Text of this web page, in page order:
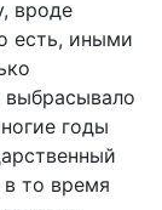
вроде
есть, иными
выбрасывало
годы
в то время